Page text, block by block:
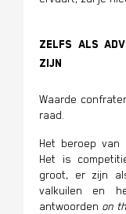
Zelfs als
zijn
Waarde
raad.
Het beroep van
Het is
groot, er zijn
valkuilen en
antwoorden on